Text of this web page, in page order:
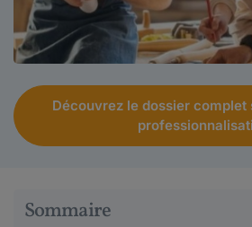
Découvrez le dossier complet
Sommaire